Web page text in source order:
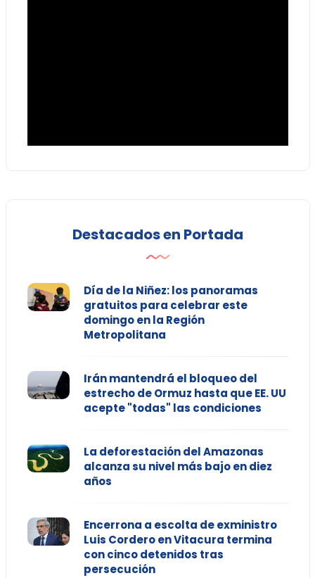
Destacados en Portada
Día de la Niñez: los panoramas
gratuitos para celebrar este
domingo en la Región
Metropolitana
Irán mantendrá el bloqueo del
estrecho de Ormuz hasta que EE. UU
acepte "todas" las condiciones
La deforestación del Amazonas
alcanza su nivel más bajo en diez
años
Encerrona a escolta de exministro
Luis Cordero en Vitacura termina
con cinco detenidos tras
persecución